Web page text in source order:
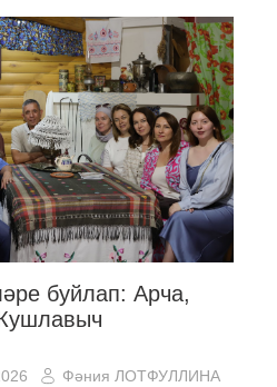
буйлап: Арча,
Фәния ЛОТФУЛЛИНА